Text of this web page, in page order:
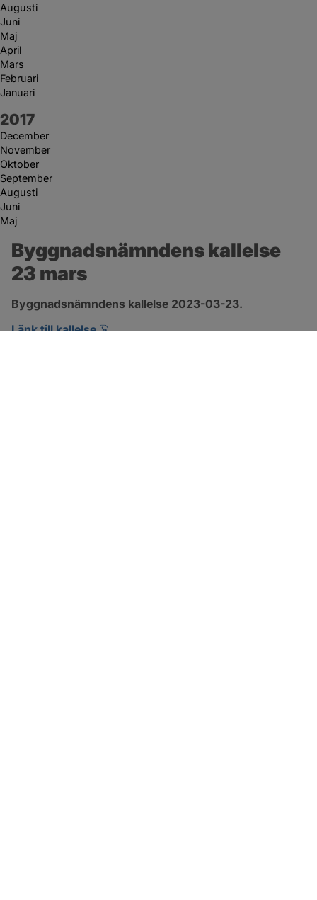
Augusti
Juni
Maj
April
Mars
Februari
Januari
År:
2017
December
November
Oktober
September
Augusti
Juni
Maj
Byggnadsnämndens kallelse
23 mars
Byggnadsnämndens kallelse 2023-03-23.
Länk till kallelse
pdf, 101.6 kB, öppnas i nytt fönster.